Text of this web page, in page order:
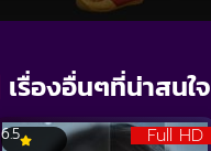
เรื่องอื่นๆที่น่าสนใจ
Full HD
6.5